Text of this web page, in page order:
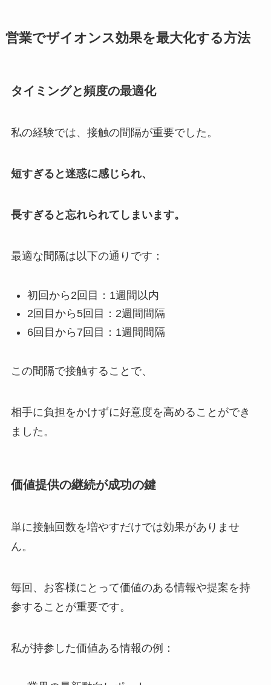
営業でザイオンス効果を最大化する方法
タイミングと頻度の最適化
私の経験では、接触の間隔が重要でした。
短すぎると迷惑に感じられ、
長すぎると忘れられてしまいます。
最適な間隔は以下の通りです：
初回から2回目：1週間以内
2回目から5回目：2週間間隔
6回目から7回目：1週間間隔
この間隔で接触することで、
相手に負担をかけずに好意度を高めることができ
ました。
価値提供の継続が成功の鍵
単に接触回数を増やすだけでは効果がありませ
ん。
毎回、お客様にとって価値のある情報や提案を持
参することが重要です。
私が持参した価値ある情報の例：